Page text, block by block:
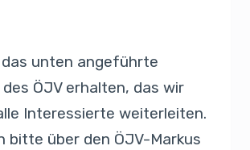
das unten angeführte
ÖJV erhalten, das wir
Interessierte weiterleiten.
bitte über den ÖJV-Markus